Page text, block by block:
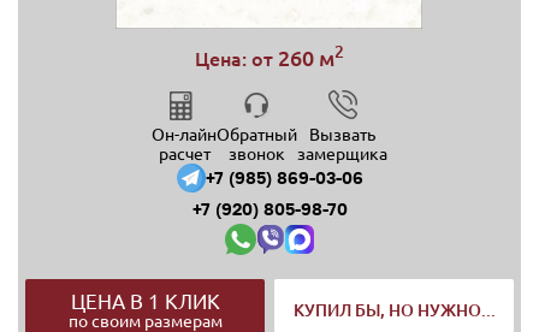
Цена: от 260 м2
Он-лайн
расчет
Обратный
звонок
Вызвать
замерщика
+7 (985) 869-03-06
+7 (920) 805-98-70
ЦЕНА В 1 КЛИК
по своим размерам
КУПИЛ БЫ, НО НУЖНО...